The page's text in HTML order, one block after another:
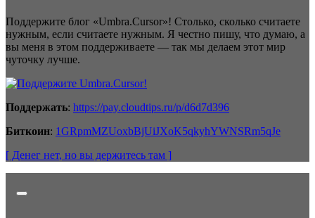
Поддержите блог «Umbra.Cursor»! Столько, сколько считаете
нужным, если считаете нужным. Я честно пишу, что думаю, а
вы меня в этом поддерживаете — так мы делаем этот мир
чуточку лучше.
Поддержать: https://pay.cloudtips.ru/p/d6d7d396
Биткоин: 1GRpmMZUoxbBjUiJXoK5qkyhYWNSRm5qJe
[ Денег нет, но вы держитесь там ]